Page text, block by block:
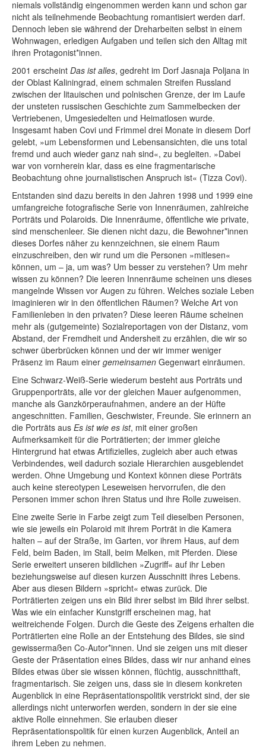
niemals vollständig eingenommen werden kann und schon gar
nicht als teilnehmende Beo­bachtung romantisiert werden darf.
Dennoch leben sie während der Dreharbeiten selbst in einem
Wohnwagen, erledigen Aufgaben und teilen sich den Alltag mit
ihren Protagonist*innen.
2001 erscheint Das ist alles, gedreht im Dorf Jasnaja Poljana in
der Oblast Kaliningrad, einem schmalen Streifen Russland
zwischen der litauischen und polnischen Grenze, der im Laufe
der unsteten russischen Geschichte zum Sammelbecken der
Vertriebenen, Umgesiedelten und Heimatlosen wurde.
Insgesamt haben Covi und Frimmel drei Monate in diesem Dorf
gelebt, »um Lebensformen und Lebensansichten, die uns total
fremd und auch wieder ganz nah sind«, zu begleiten. »Dabei
war von vornherein klar, dass es eine fragmentarische
Beobachtung ohne journalistischen Anspruch ist« (Tizza Covi).
Entstanden sind dazu bereits in den Jahren 1998 und 1999 eine
umfangreiche fotografische Serie von Innenräumen, zahlreiche
Por­­­träts und Polaroids. Die Innenräume, öffentliche wie private,
sind menschenleer. Sie dienen nicht dazu, die Bewohner*innen
dieses Dorfes näher zu kennzeichnen, sie einem Raum
einzuschreiben, den wir rund um die Personen »mitlesen«
können, um – ja, um was? Um besser zu verstehen? Um mehr
wissen zu können? Die leeren Innenräume scheinen uns dieses
mangelnde Wissen vor Augen zu führen. Welches soziale Leben
imaginieren wir in den öffentlichen Räumen? Welche Art von
Familienleben in den privaten? Diese leeren Räume scheinen
mehr als (gutgemeinte) Sozialreportagen von der Distanz, vom
Abstand, der Fremdheit und Andersheit zu erzählen, die wir so
schwer überbrücken können und der wir immer weniger
Präsenz im Raum einer gemeinsamen Gegenwart einräumen.
Eine Schwarz-Weiß-Serie wiederum besteht aus Porträts und
Gruppenporträts, alle vor der gleichen Mauer aufgenommen,
manche als Ganzkörperaufnahmen, andere an der Hüfte
angeschnitten. Familien, Geschwister, Freunde. Sie erinnern an
die Porträts aus Es ist wie es ist, mit einer großen
Aufmerksamkeit für die Porträtierten; der immer gleiche
Hintergrund hat etwas Artifizielles, zugleich aber auch etwas
Verbindendes, weil dadurch soziale Hierarchien ausgeblendet
werden. Ohne Umgebung und Kontext können diese Por­träts
auch keine stereotypen Leseweisen hervorrufen, die den
Personen immer schon ihren Status und ihre Rolle zuweisen.
Eine zweite Serie in Farbe zeigt zum Teil dieselben Personen,
wie sie jeweils ein Polaroid mit ihrem Porträt in die Kamera
halten – auf der Straße, im Garten, vor ihrem Haus, auf dem
Feld, beim Baden, im Stall, beim Melken, mit Pferden. Diese
Serie erweitert unseren bildlichen »Zugriff« auf ihr Leben
beziehungsweise auf diesen kurzen Ausschnitt ihres Lebens.
Aber aus diesen Bildern »spricht« etwas zurück. Die
Porträtierten zeigen uns ein Bild ihrer selbst im Bild ihrer selbst.
Was wie ein einfacher Kunstgriff erscheinen mag, hat
weitreichende Folgen. Durch die Geste des Zeigens erhalten die
Porträtierten eine Rolle an der Entstehung des Bildes, sie sind
gewissermaßen Co-Autor*innen. Und sie zeigen uns mit dieser
Geste der Präsentation eines Bildes, dass wir nur anhand eines
Bildes etwas über sie wissen können, flüchtig, ausschnitthaft,
fragmentarisch. Sie zeigen uns, dass sie in diesem konkreten
Augenblick in eine Repräsentationspolitik verstrickt sind, der sie
allerdings nicht unterworfen werden, sondern in der sie eine
aktive Rolle einnehmen. Sie erlauben dieser
Repräsentationspolitik für einen kurzen Augenblick, Anteil an
ihrem Leben zu nehmen.